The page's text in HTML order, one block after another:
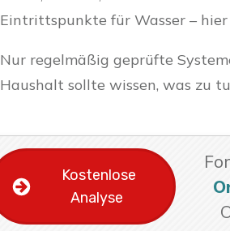
Eintrittspunkte für Wasser –
Nur regelmäßig geprüfte
Haushalt sollte wissen, was zu
Kostenlose
Analyse